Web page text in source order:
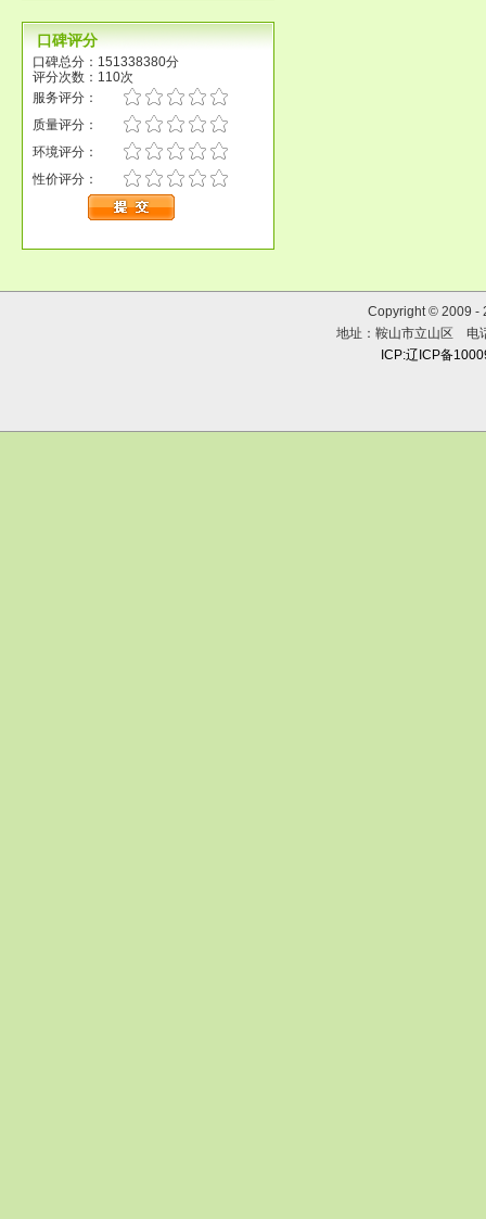
口碑评分
口碑总分：151338380分
评分次数：110次
服务评分：
质量评分：
环境评分：
性价评分：
Copyright © 2009 -
地址：鞍山市立山区
ICP:辽ICP备